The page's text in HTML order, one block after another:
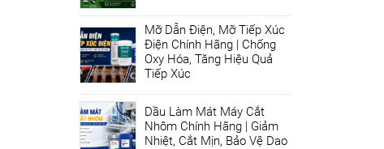
Mỡ Dẫn Điện, Mỡ Tiếp Xúc
Điện Chính Hãng | Chống
Oxy Hóa, Tăng Hiệu Quả
Tiếp Xúc
Dầu Làm Mát Máy Cắt
Nhôm Chính Hãng | Giảm
Nhiệt, Cắt Mịn, Bảo Vệ Dao